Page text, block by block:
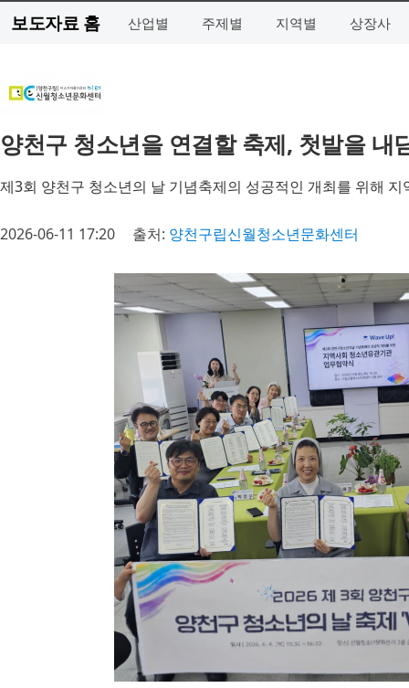
보도자료 홈 산업별 주제별 지역별 상장사
양천구 청소년을 연결할 축제, 첫발을 내
제3회 양천구 청소년의 날 기념축제의 성공적인 개최를 위해
2026-06-11 17:20 출처: 양천구립신월청소년문화센터